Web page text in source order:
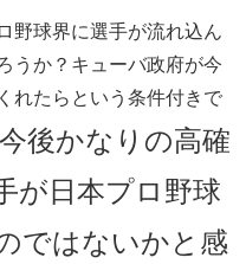
野球界に選手が流れ込ん
うか？キューバ政府が今
れたらという条件付きで
後かなりの高確
が日本プロ野球
ではないかと感